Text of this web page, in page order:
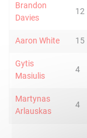
Brandon
Davies
12
Aaron White 15
Gytis
Masiulis
4
Martynas
Arlauskas
4